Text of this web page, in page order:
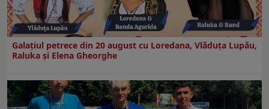
Galaţiul petrece din 20 august cu Loredana, Vlăduța Lupău,
Raluka și Elena Gheorghe